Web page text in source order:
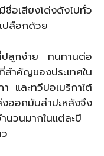
อเสียงโด่งดังไปทั่ว
ปลือกด้วย
ลูกง่าย ทนทานต่อ
ำคัญของประเทศใน
และทวีปอเมริกาใต้
กมันสำปะหลังจึง
ำนวนมากในแต่ละปี